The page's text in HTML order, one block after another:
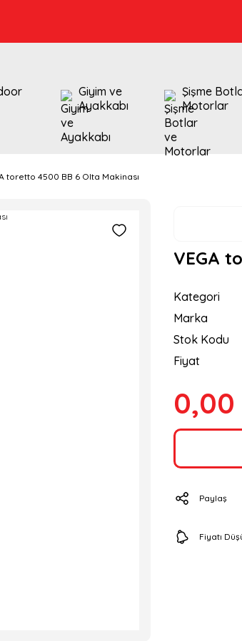
Giyim ve
Ayakkabı
Şişme
Motorlar
toretto 4500 BB 6 Olta Makinası
VEGA
Kategori
Marka
Stok Kodu
Fiyat
0,00
Paylaş
Fiyatı